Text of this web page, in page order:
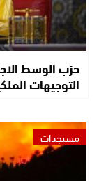
حزب الوسط
التوجيهات
مستجدات